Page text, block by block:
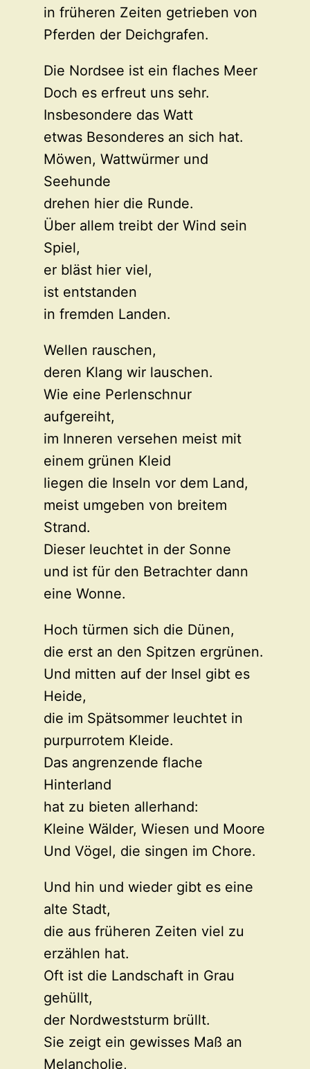
in früheren Zeiten getrieben von
Pferden der Deichgrafen.
Die Nordsee ist ein flaches Meer
Doch es erfreut uns sehr.
Insbesondere das Watt
etwas Besonderes an sich hat.
Möwen, Wattwürmer und
Seehunde
drehen hier die Runde.
Über allem treibt der Wind sein
Spiel,
er bläst hier viel,
ist entstanden
in fremden Landen.
Wellen rauschen,
deren Klang wir lauschen.
Wie eine Perlenschnur
aufgereiht,
im Inneren versehen meist mit
einem grünen Kleid
liegen die Inseln vor dem Land,
meist umgeben von breitem
Strand.
Dieser leuchtet in der Sonne
und ist für den Betrachter dann
eine Wonne.
Hoch türmen sich die Dünen,
die erst an den Spitzen ergrünen.
Und mitten auf der Insel gibt es
Heide,
die im Spätsommer leuchtet in
purpurrotem Kleide.
Das angrenzende flache
Hinterland
hat zu bieten allerhand:
Kleine Wälder, Wiesen und Moore
Und Vögel, die singen im Chore.
Und hin und wieder gibt es eine
alte Stadt,
die aus früheren Zeiten viel zu
erzählen hat.
Oft ist die Landschaft in Grau
gehüllt,
der Nordweststurm brüllt.
Sie zeigt ein gewisses Maß an
Melancholie,